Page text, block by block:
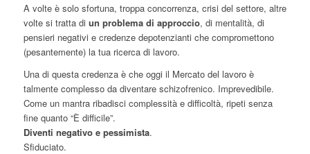
A volte è solo sfortuna, troppa concorrenza, crisi del settore, altre
volte si tratta di un problema di approccio, di mentalità, di
pensieri negativi e credenze depotenzianti che compromettono
(pesantemente) la tua ricerca di lavoro.
Una di questa credenza è che oggi il Mercato del lavoro è
talmente complesso da diventare schizofrenico. Imprevedibile.
Come un mantra ribadisci complessità e difficoltà, ripeti senza
fine quanto “È difficile”.
Diventi negativo e pessimista.
Sfiduciato.